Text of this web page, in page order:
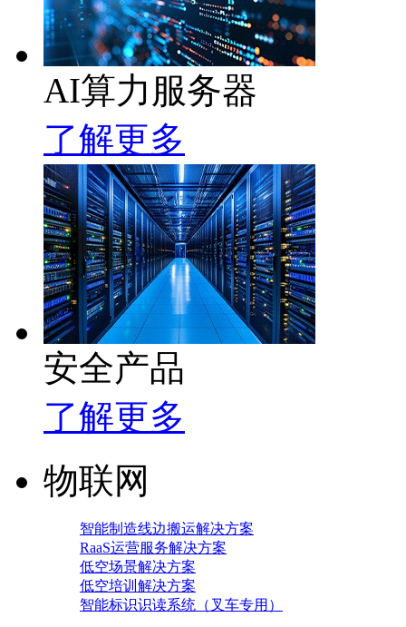
AI算力服务器
了解更多
安全产品
了解更多
物联网
智能制造线边搬运解决方案
RaaS运营服务解决方案
低空场景解决方案
低空培训解决方案
智能标识识读系统（叉车专用）